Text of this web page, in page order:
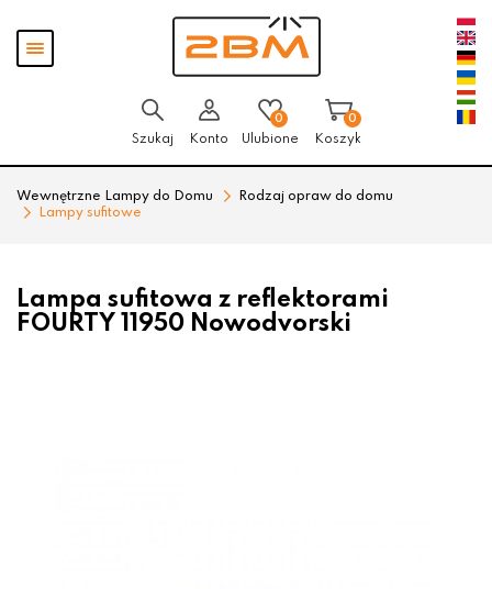
Pokaż
menu
Szukaj Konto
0
Ulubione
0
Koszyk
Wewnętrzne Lampy do Domu
Rodzaj opraw do domu
Lampy sufitowe
Lampa sufitowa z reflektorami
FOURTY 11950 Nowodvorski